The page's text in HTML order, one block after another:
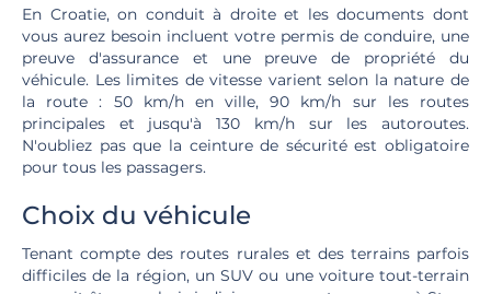
En Croatie, on conduit à droite et les documents dont
vous aurez besoin incluent votre permis de conduire, une
preuve d'assurance et une preuve de propriété du
véhicule. Les limites de vitesse varient selon la nature de
la route : 50 km/h en ville, 90 km/h sur les routes
principales et jusqu'à 130 km/h sur les autoroutes.
N'oubliez pas que la ceinture de sécurité est obligatoire
pour tous les passagers.
Choix du véhicule
Tenant compte des routes rurales et des terrains parfois
difficiles de la région, un SUV ou une voiture tout-terrain